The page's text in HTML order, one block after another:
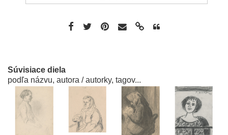
Súvisiace diela
podľa názvu, autora / autorky, tagov...